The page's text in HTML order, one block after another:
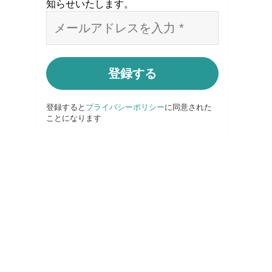
知らせいたします。
登録すると プライバシーポリシーに同意された
ことになります